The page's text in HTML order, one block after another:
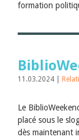
formation
11.03.2024 |
Le
placé sous le
dès maintenant